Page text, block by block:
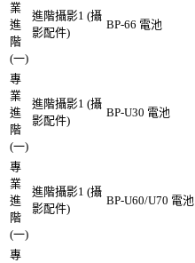
業
進
階
(一)
進階攝影1 (攝
影配件)
BP-66 電池
專
業
進
階
(一)
進階攝影1 (攝
影配件)
BP-U30 電池
專
業
進
階
(一)
進階攝影1 (攝
影配件)
BP-U60/U70 電池
專